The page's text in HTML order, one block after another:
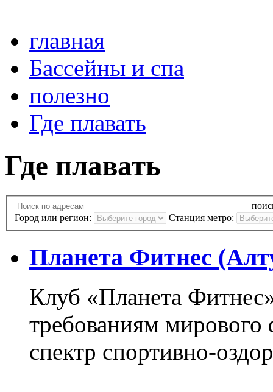
главная
Бассейны и спа
полезно
Где плавать
Где плавать
Город или регион:
Станция метро:
Планета Фитнес
Клуб «Планета
требованиям мирового
спектр спортивно-